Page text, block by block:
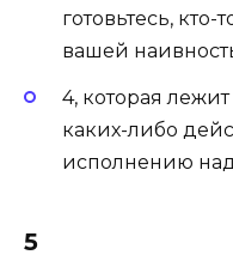
готовьтесь, кто-
вашей
4, которая
каких-либо
исполнению
5